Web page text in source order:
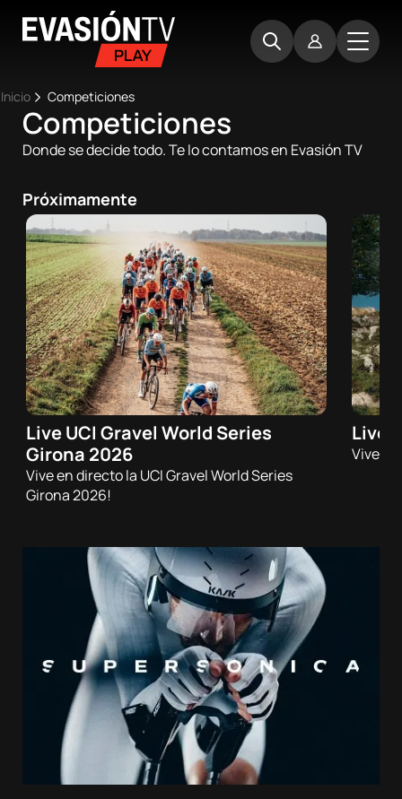
Ruta
de
navegación
Inicio Competiciones
Competiciones
Donde se decide todo. Te lo contamos en Evasión TV
Próximamente
26/09/2026 - 07:45h
Gravel
Live UCI Gravel World Series
Girona 2026
Vive en directo la UCI Gravel World Series
Girona 2026!
26/
Trail
Live
Vive
Main
navigation
Inicio
Próximos
eventos
Best
Moments
Competiciones
Sobre
nosotros
Contacta
DocuSeries